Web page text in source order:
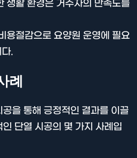
생활 환경은 거주자의 만족도를
용절감으로 요양원 운영에 필요
.
례
을 통해 긍정적인 결과를 이끌
단열 시공의 몇 가지 사례입